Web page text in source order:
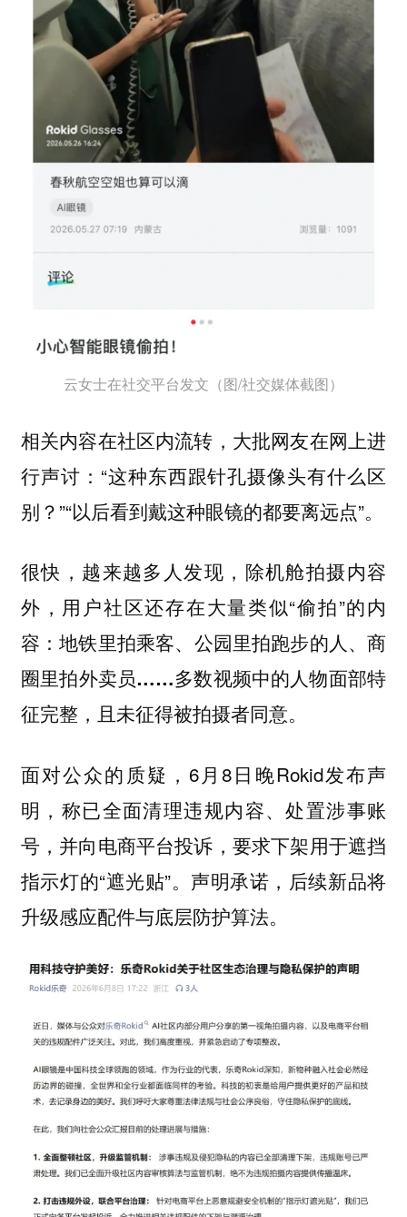
云女士在社交平台发文（图/社交媒体截图）
相关内容在社区内流转，大批网友在网上进
行声讨：“这种东西跟针孔摄像头有什么区
别？”“以后看到戴这种眼镜的都要离远点”。
很快，越来越多人发现，除机舱拍摄内容
外，用户社区还存在大量类似“偷拍”的内
容：地铁里拍乘客、公园里拍跑步的人、商
圈里拍外卖员……多数视频中的人物面部特
征完整，且未征得被拍摄者同意。
面对公众的质疑，6月8日晚Rokid发布声
明，称已全面清理违规内容、处置涉事账
号，并向电商平台投诉，要求下架用于遮挡
指示灯的“遮光贴”。声明承诺，后续新品将
升级感应配件与底层防护算法。